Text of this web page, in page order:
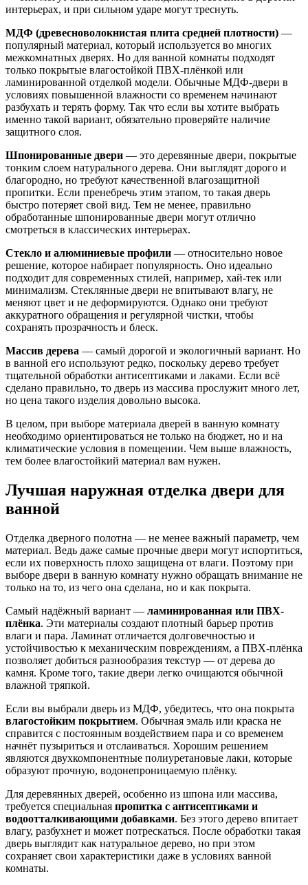
интерьерах, и при сильном ударе могут треснуть.
МДФ (древесноволокнистая плита средней плотности) —
популярный материал, который используется во многих
межкомнатных дверях. Но для ванной комнаты подходят
только покрытые влагостойкой ПВХ-плёнкой или
ламинированной отделкой модели. Обычные МДФ-двери в
условиях повышенной влажности со временем начинают
разбухать и терять форму. Так что если вы хотите выбрать
именно такой вариант, обязательно проверяйте наличие
защитного слоя.
Шпонированные двери — это деревянные двери, покрытые
тонким слоем натурального дерева. Они выглядят дорого и
благородно, но требуют качественной влагозащитной
пропитки. Если пренебречь этим этапом, то такая дверь
быстро потеряет свой вид. Тем не менее, правильно
обработанные шпонированные двери могут отлично
смотреться в классических интерьерах.
Стекло и алюминиевые профили — относительно новое
решение, которое набирает популярность. Оно идеально
подходит для современных стилей, например, хай-тек или
минимализм. Стеклянные двери не впитывают влагу, не
меняют цвет и не деформируются. Однако они требуют
аккуратного обращения и регулярной чистки, чтобы
сохранять прозрачность и блеск.
Массив дерева — самый дорогой и экологичный вариант. Но
в ванной его используют редко, поскольку дерево требует
тщательной обработки антисептиками и лаками. Если всё
сделано правильно, то дверь из массива прослужит много лет,
но цена такого изделия довольно высока.
В целом, при выборе материала дверей в ванную комнату
необходимо ориентироваться не только на бюджет, но и на
климатические условия в помещении. Чем выше влажность,
тем более влагостойкий материал вам нужен.
Лучшая наружная отделка двери для
ванной
Отделка дверного полотна — не менее важный параметр, чем
материал. Ведь даже самые прочные двери могут испортиться,
если их поверхность плохо защищена от влаги. Поэтому при
выборе двери в ванную комнату нужно обращать внимание не
только на то, из чего она сделана, но и как покрыта.
Самый надёжный вариант — ламинированная или ПВХ-
плёнка. Эти материалы создают плотный барьер против
влаги и пара. Ламинат отличается долговечностью и
устойчивостью к механическим повреждениям, а ПВХ-плёнка
позволяет добиться разнообразия текстур — от дерева до
камня. Кроме того, такие двери легко очищаются обычной
влажной тряпкой.
Если вы выбрали дверь из МДФ, убедитесь, что она покрыта
влагостойким покрытием. Обычная эмаль или краска не
справится с постоянным воздействием пара и со временем
начнёт пузыриться и отслаиваться. Хорошим решением
являются двухкомпонентные полиуретановые лаки, которые
образуют прочную, водонепроницаемую плёнку.
Для деревянных дверей, особенно из шпона или массива,
требуется специальная пропитка с антисептиками и
водоотталкивающими добавками. Без этого дерево впитает
влагу, разбухнет и может потрескаться. После обработки такая
дверь выглядит как натуральное дерево, но при этом
сохраняет свои характеристики даже в условиях ванной
комнаты.